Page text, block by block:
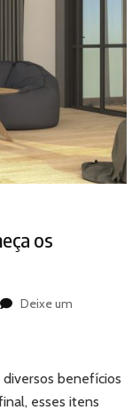
os
Deixe um
benefícios
esses itens